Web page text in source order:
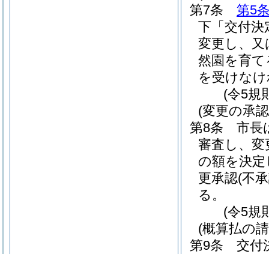
第7条
第5
下「交付決
変更し、
然園を育て
を受けな
(令5規
(変更の承
第8条
市長
審査し、
の額を決
更承認(不
る。
(令5規
(概算払の
第9条
交付